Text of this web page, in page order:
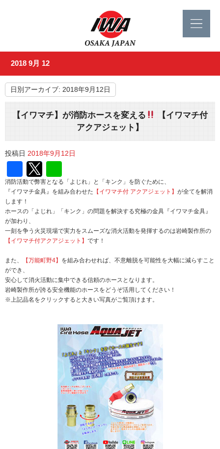
2018 9月 12
日別アーカイブ: 2018年9月12日
【イワマチ】が消防ホースを変える
【イワマチ付
アクアジェット】
投稿日 2018年9月12日
Facebook
消防活動で弊害となる「よじれ」と「キンク」を防ぐために、
『イワマチ金具』を組み合わせた 【イワマチ付 アクアジェット】 が全てを解消
します！
ホースの「よじれ」「キンク」の問題を解決する究極の金具『イワマチ金具』
が加わり、
一刻を争う火災現場で実力をスムーズな消火活動を発揮するのは岩崎製作所の
【イワマチ付アクアジェット】 です！
また、 【万能町野4】 を組み合わせれば、不意離脱を可能性を大幅に減らすこと
ができ、
安心して消火活動に集中できる信頼のホースとなります。
岩崎製作所が誇る安全機能のホースをどうぞ活用してください！
※上記品名をクリックすると大きい写真がご覧頂けます。